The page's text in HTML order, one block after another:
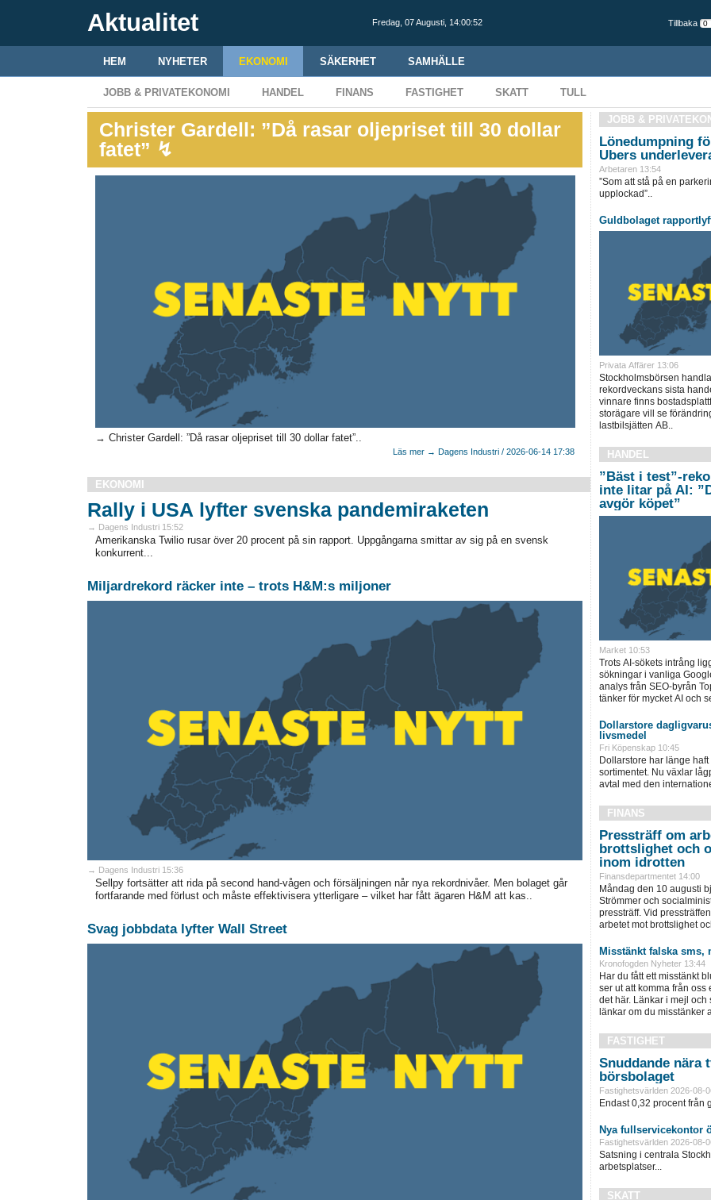
Aktualitet Fredag, 07 Augusti, 14:00:53 Tillbaka
HEM NYHETER EKONOMI SÄKERHET SAMHÄLLE
JOBB & PRIVATEKONOMI HANDEL FINANS FASTIGHET SKATT TULL
Christer Gardell: ”Då rasar oljepriset till 30 dollar
fatet” ↯
→ Christer Gardell: ”Då rasar oljepriset till 30 dollar fatet”..
Läs mer → Dagens Industri / 2026-06-14 17:38
EKONOMI
Rally i USA lyfter svenska pandemiraketen
→ Dagens Industri 15:52
Amerikanska Twilio rusar över 20 procent på sin rapport. Uppgångarna smittar av sig på en svensk
konkurrent...
Miljardrekord räcker inte – trots H&M:s miljoner
→ Dagens Industri 15:36
Sellpy fortsätter att rida på second hand-vågen och försäljningen når nya rekordnivåer. Men bolaget går
fortfarande med förlust och måste effektivisera ytterligare – vilket har fått ägaren H&M att kas..
Svag jobbdata lyfter Wall Street
JOBB &
Lönedumpning
Ubers
Arbetaren 13:54
”Som att stå på en
upplockad”..
Guldbolaget
Privata Affärer 13:06
Stockholmsbörsen
rekordveckans sista
vinnare finns
storägare vill se
lastbilsjätten AB..
HANDEL
”Bäst i test”-
inte litar på AI:
avgör köpet”
Market 10:53
Trots AI-sökets intrång
sökningar i vanliga
analys från SEO-byrån
tänker för mycket AI och
Dollarstore
livsmedel
Fri Köpenskap 10:45
Dollarstore har länge
sortimentet. Nu växlar
avtal med den
FINANS
Pressträff om
brottslighet och
inom idrotten
Finansdepartmentet 14:00
Måndag den 10 augusti
Strömmer och
pressträff. Vid
arbetet mot brottslighet
Misstänkt falska sms,
Kronofogden Nyheter 13:44
Har du fått ett misstänkt
ser ut att komma från
det här. Länkar i mejl
länkar om du misstänker
FASTIGHET
Snuddande nära
börsbolaget
Fastighetsvärlden 2026-08-
Endast 0,32 procent från
Nya fullservicekontor
Fastighetsvärlden 2026-08-
Satsning i centrala
arbetsplatser...
SKATT